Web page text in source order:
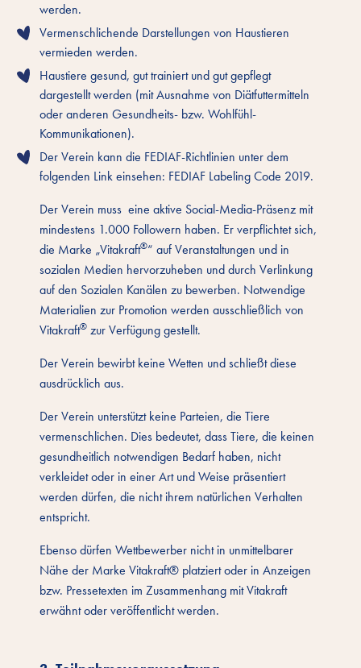
werden.
Vermenschlichende Darstellungen von Haustieren
vermieden werden.
Haustiere gesund, gut trainiert und gut gepflegt
dargestellt werden (mit Ausnahme von Diätfuttermitteln
oder anderen Gesundheits- bzw. Wohlfühl-
Kommunikationen).
Der Verein kann die FEDIAF-Richtlinien unter dem
folgenden Link einsehen: FEDIAF Labeling Code 2019.
Der Verein muss eine aktive Social-Media-Präsenz mit
mindestens 1.000 Followern haben. Er verpflichtet sich,
die Marke „Vitakraft®“ auf Veranstaltungen und in
sozialen Medien hervorzuheben und durch Verlinkung
auf den Sozialen Kanälen zu bewerben. Notwendige
Materialien zur Promotion werden ausschließlich von
Vitakraft®zur Verfügung gestellt.
Der Verein bewirbt keine Wetten und schließt diese
ausdrücklich aus.
Der Verein unterstützt keine Parteien, die Tiere
vermenschlichen. Dies bedeutet, dass Tiere, die keinen
gesundheitlich notwendigen Bedarf haben, nicht
verkleidet oder in einer Art und Weise präsentiert
werden dürfen, die nicht ihrem natürlichen Verhalten
entspricht.
Ebenso dürfen Wettbewerber nicht in unmittelbarer
Nähe der Marke Vitakraft® platziert oder in Anzeigen
bzw. Pressetexten im Zusammenhang mit Vitakraft
erwähnt oder veröffentlicht werden.